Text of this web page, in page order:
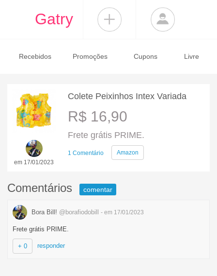
Gatry
Recebidos Promoções Cupons Livre
em 17/01/2023
Colete Peixinhos Intex Variada
R$ 16,90
Frete grátis PRIME.
1 Comentário Amazon
Comentários comentar
Bora Bill! @borafiodobill - em 17/01/2023
Frete grátis PRIME.
+ 0 responder